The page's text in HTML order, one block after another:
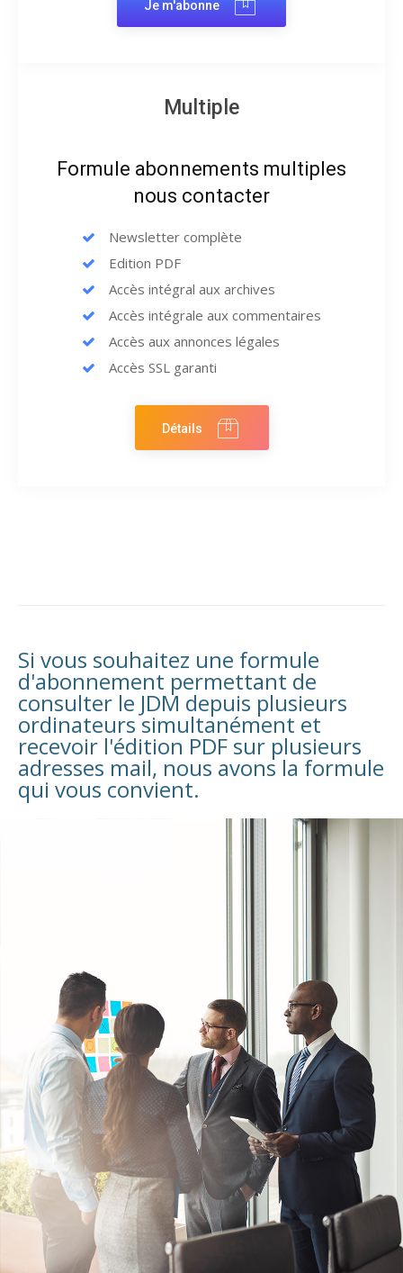
Je m'abonne
Multiple
Formule abonnements multiples
nous contacter
Newsletter complète
Edition PDF
Accès intégral aux archives
Accès intégrale aux commentaires
Accès aux annonces légales
Accès SSL garanti
Détails
Si vous souhaitez une formule
d'abonnement permettant de
consulter le JDM depuis plusieurs
ordinateurs simultanément et
recevoir l'édition PDF sur plusieurs
adresses mail, nous avons la formule
qui vous convient.